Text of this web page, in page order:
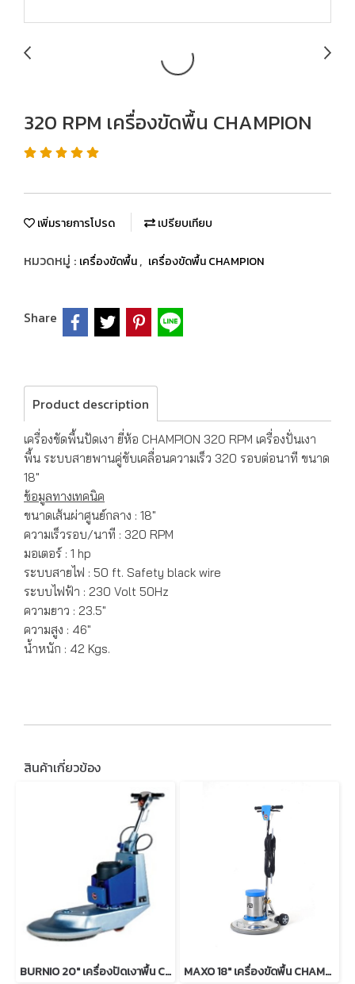
320 RPM เครื่องขัดพื้น CHAMPION
เพิ่มรายการโปรด เปรียบเทียบ
หมวดหมู่ : เครื่องขัดพื้น, เครื่องขัดพื้น CHAMPION
Share
Product description
เครื่องขัดพื้นปัดเงา ยี่ห้อ CHAMPION 320 RPM เครื่องปั่นเงา
พื้น ระบบสายพานคู่ขับเคลื่อนความเร็ว 320 รอบต่อนาที ขนาด
18"
ข้อมูลทางเทคนิค
ขนาดเส้นผ่าศูนย์กลาง : 18"
ความเร็วรอบ/นาที : 320 RPM
มอเตอร์ : 1 hp
ระบบสายไฟ : 50 ft. Safety black wire
ระบบไฟฟ้า : 230 Volt 50Hz
ความยาว : 23.5"
ความสูง : 46"
น้ำหนัก : 42 Kgs.
สินค้าเกี่ยวข้อง
BURNIO 20" เครื่องปัดเงาพื้น CHAMPION MAXO 18" เครื่องขัดพื้น CHAMPION